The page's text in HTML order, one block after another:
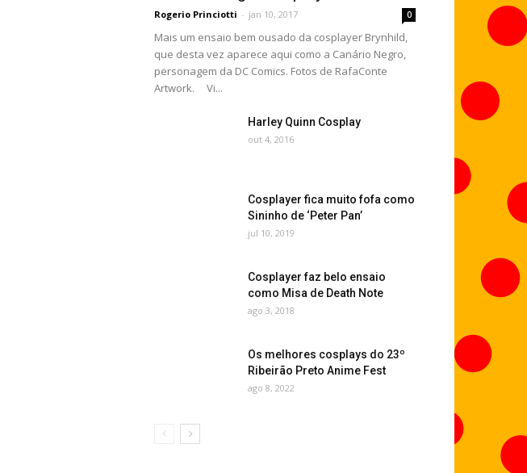
Rogerio Princiotti - jan 10, 2017 0
Mais um ensaio bem ousado da cosplayer Brynhild,
que desta vez aparece aqui como a Canário Negro,
personagem da DC Comics. Fotos de RafaConte
Artwork. Vi...
Harley Quinn Cosplay
out 4, 2016
Cosplayer fica muito fofa como
Sininho de ‘Peter Pan’
jul 10, 2019
Cosplayer faz belo ensaio
como Misa de Death Note
ago 3, 2018
Os melhores cosplays do 23º
Ribeirão Preto Anime Fest
ago 8, 2022